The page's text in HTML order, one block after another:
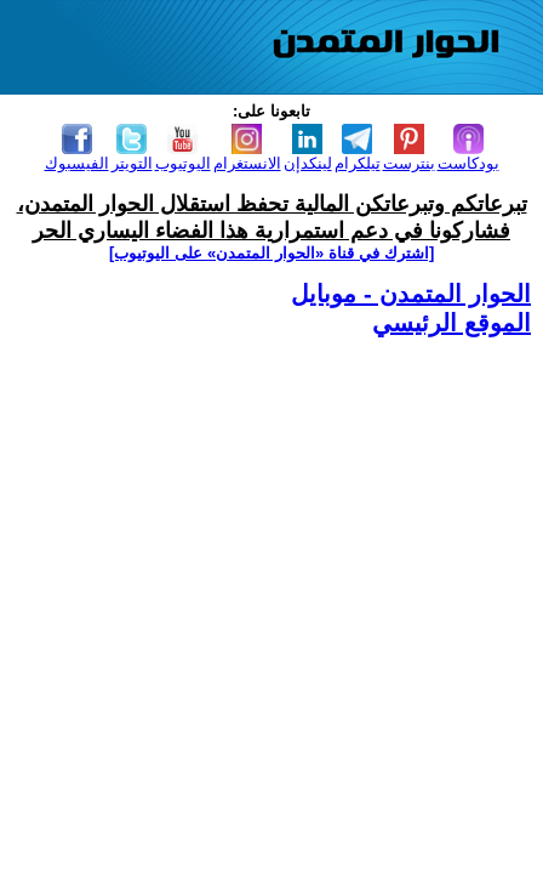
تابعونا على:
الفيسبوك التويتر اليوتيوب الانستغرام لينكدإن تيلكرامبنترست بودكاست
تبرعاتكم وتبرعاتكن المالية تحفظ استقلال الحوار المتمدن،
فشاركونا في دعم استمرارية هذا الفضاء اليساري الحر
[اشترك في قناة ‫«الحوار المتمدن» على اليوتيوب]
الحوار المتمدن - موبايل
الموقع الرئيسي